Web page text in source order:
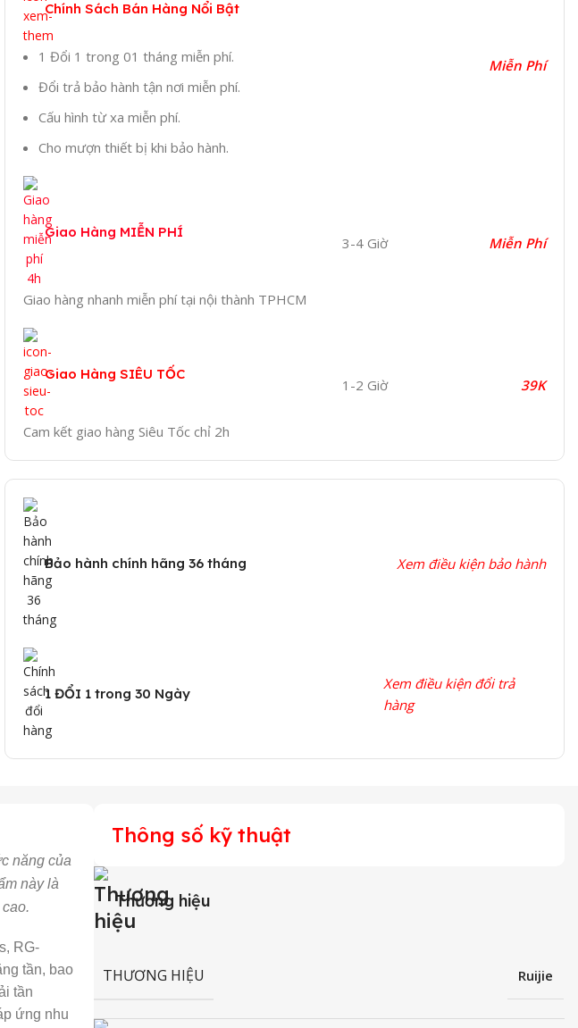
Chính Sách Bán Hàng Nổi Bật
1 Đổi 1 trong 01 tháng miễn phí.
Đổi trả bảo hành tận nơi miễn phí.
Cấu hình từ xa miễn phí.
Cho mượn thiết bị khi bảo hành.
Miễn Phí
Giao Hàng MIỄN PHÍ
Giao hàng nhanh miễn phí tại nội thành TPHCM
3-4 Giờ Miễn Phí
Giao Hàng SIÊU TỐC
Cam kết giao hàng Siêu Tốc chỉ 2h
1-2 Giờ 39K
Bảo hành chính hãng 36 tháng Xem điều kiện bảo hành
1 ĐỔI 1 trong 30 Ngày
Xem điều kiện đổi trả
hàng
năng của
này là
RG-
tần, bao
tần
ứng nhu
Thông số kỹ thuật
Thương hiệu
THƯƠNG HIỆU Ruijie